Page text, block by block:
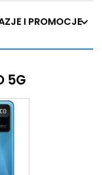
I PROMOCJE
5G